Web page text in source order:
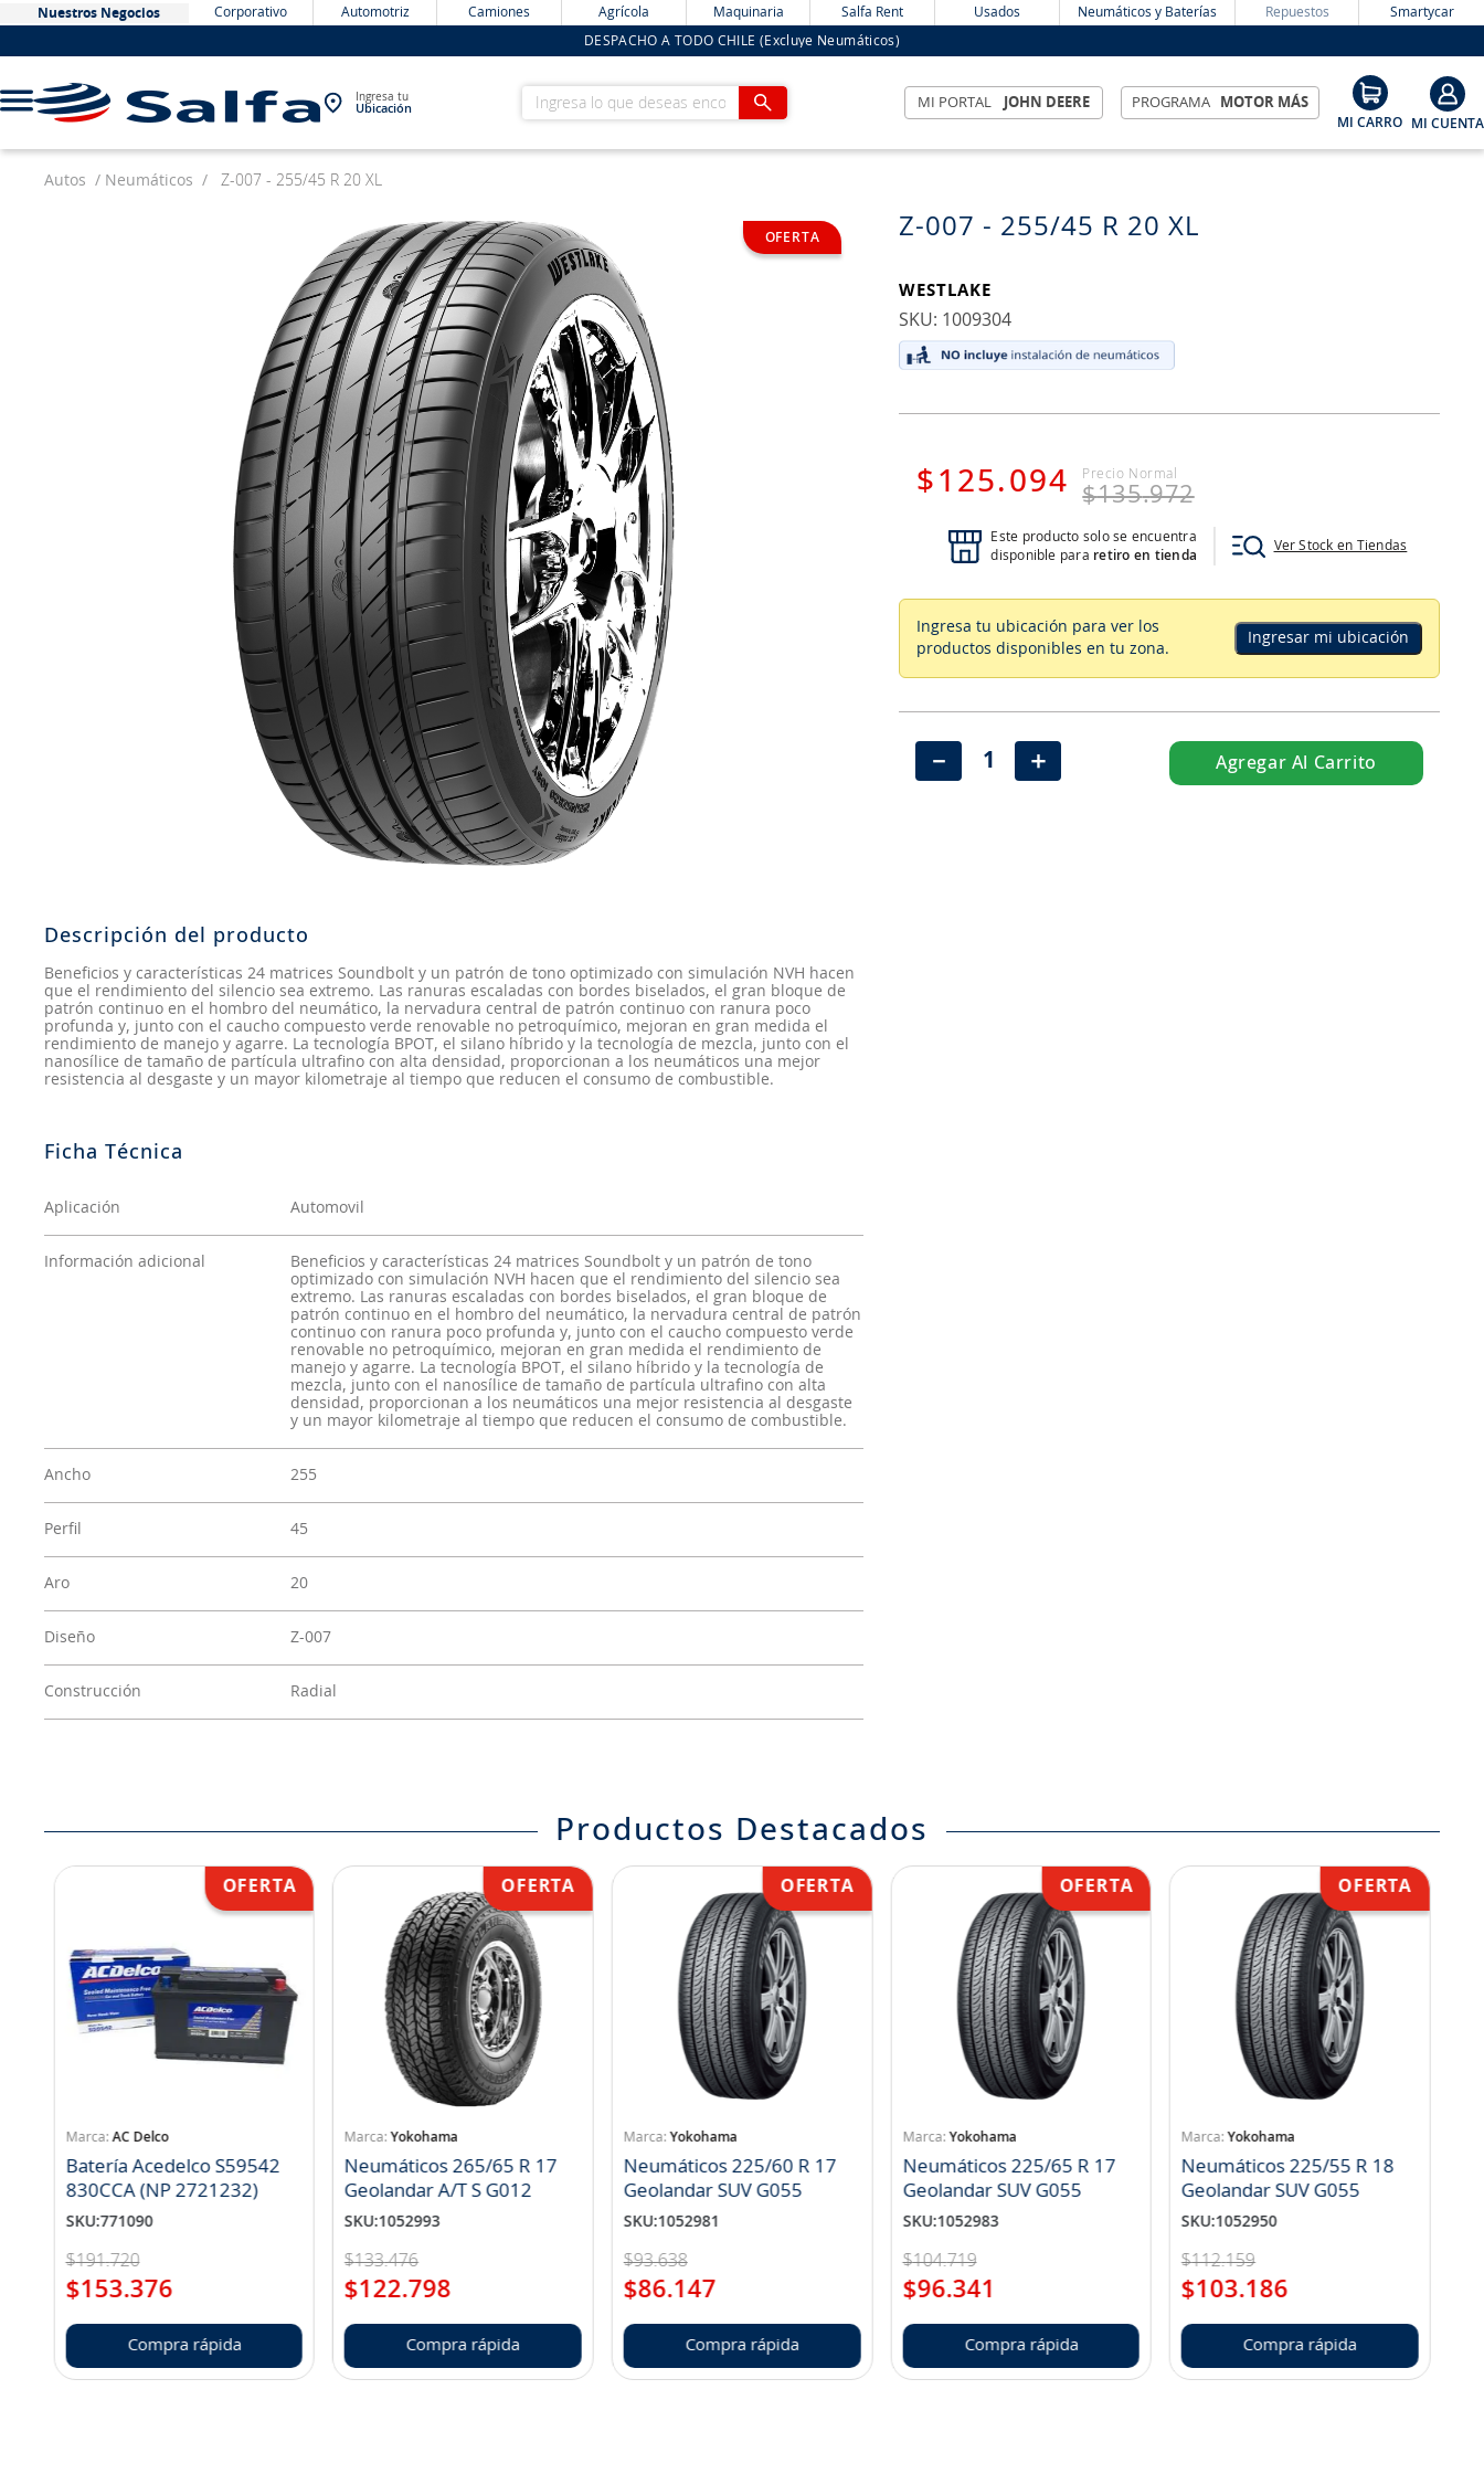
Nuestros Negocios Corporativo Automotriz Camiones Agrícola Maquinaria Salfa Rent Usados Neumáticos y Baterías Repuestos Smartycar
DESPACHO A TODO CHILE (Excluye Neumáticos)
Ingresa tu
Ubicación
Ingresa lo que deseas encontrar MI PORTAL JOHN DEERE PROGRAMA MOTOR MÁS
Autos Neumáticos Z-007 - 255/45 R 20 XL
Descripción del producto
Beneficios y características 24 matrices Soundbolt y un patrón de tono optimizado con simulación NVH hacen
que el rendimiento del silencio sea extremo. Las ranuras escaladas con bordes biselados, el gran bloque de
patrón continuo en el hombro del neumático, la nervadura central de patrón continuo con ranura poco
profunda y, junto con el caucho compuesto verde renovable no petroquímico, mejoran en gran medida el
rendimiento de manejo y agarre. La tecnología BPOT, el silano híbrido y la tecnología de mezcla, junto con el
nanosílice de tamaño de partícula ultrafino con alta densidad, proporcionan a los neumáticos una mejor
resistencia al desgaste y un mayor kilometraje al tiempo que reducen el consumo de combustible.
Aplicación Automovil
Información adicional
Beneficios y características 24 matrices Soundbolt y un patrón de tono
optimizado con simulación NVH hacen que el rendimiento del silencio sea
extremo. Las ranuras escaladas con bordes biselados, el gran bloque de
patrón continuo en el hombro del neumático, la nervadura central de patrón
continuo con ranura poco profunda y, junto con el caucho compuesto verde
renovable no petroquímico, mejoran en gran medida el rendimiento de
manejo y agarre. La tecnología BPOT, el silano híbrido y la tecnología de
mezcla, junto con el nanosílice de tamaño de partícula ultrafino con alta
densidad, proporcionan a los neumáticos una mejor resistencia al desgaste
y un mayor kilometraje al tiempo que reducen el consumo de combustible.
Ancho 255
Perfil 45
Aro 20
Diseño Z-007
Construcción Radial
Z-007 - 255/45 R 20 XL
WESTLAKE
: 1009304
$ 125. 094 $135.972
Este producto solo se encuentra
disponible para retiro en tienda
Ver Stock en Tiendas
Ingresa tu ubicación para ver los
productos disponibles en tu zona.
Ingresar mi ubicación
＋
－ Agregar Al Carrito
Productos Destacados
AC Delco
Batería Acedelco S59542
830CCA (NP 2721232)
SKU:771090
$191.720
$153.376
Compra rápida
Yokohama
Neumáticos 265/65 R 17
Geolandar A/T S G012
SKU:1052993
$133.476
$122.798
Compra rápida
Yokohama
Neumáticos 225/60 R 17
Geolandar SUV G055
SKU:1052981
$93.638
$86.147
Compra rápida
Yokohama
Neumáticos 225/65 R 17
Geolandar SUV G055
SKU:1052983
$104.719
$96.341
Compra rápida
Yokohama
Neumáticos 225/55 R 18
Geolandar SUV G055
SKU:1052950
$112.159
$103.186
Compra rápida